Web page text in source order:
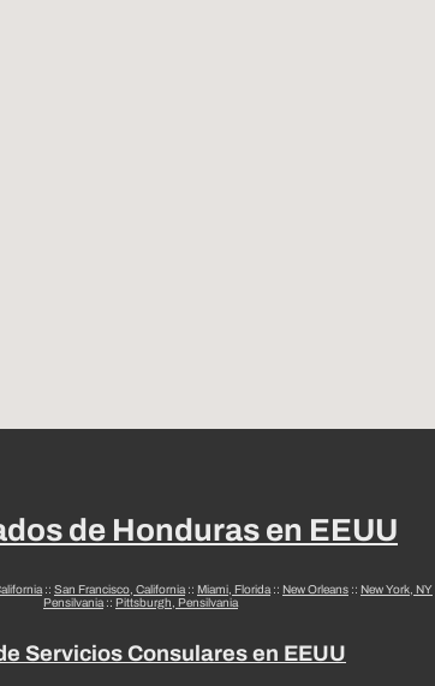
de Honduras en EEUU
:: San Francisco, California:: Miami, Florida:: New Orleans :: New York, NY
Pensilvania:: Pittsburgh, Pensilvania
Servicios Consulares en EEUU